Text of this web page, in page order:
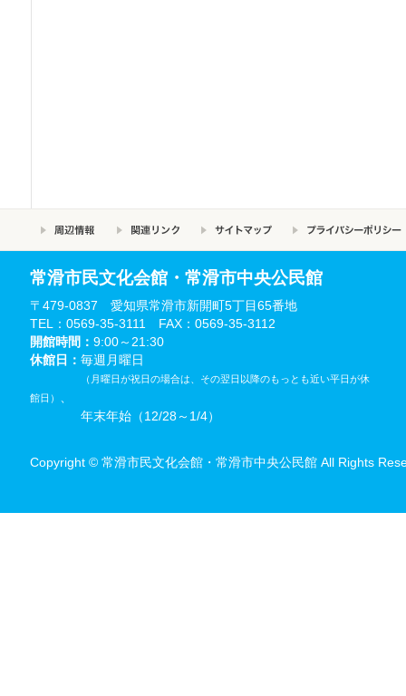
常滑市民文化会館・常滑市中央公民館
〒479-0837 愛知県常滑市新開町5丁目65番地
TEL：0569-35-3111 FAX：0569-35-3112
開館時間： 9:00～21:30
休館日： 毎週月曜日
（月曜日が祝日の場合は、その翌日以降のもっとも近い平日が休
館日）
、
年末年始（12/28～1/4）
Copyright © 常滑市民文化会館・常滑市中央公民館 All Rights